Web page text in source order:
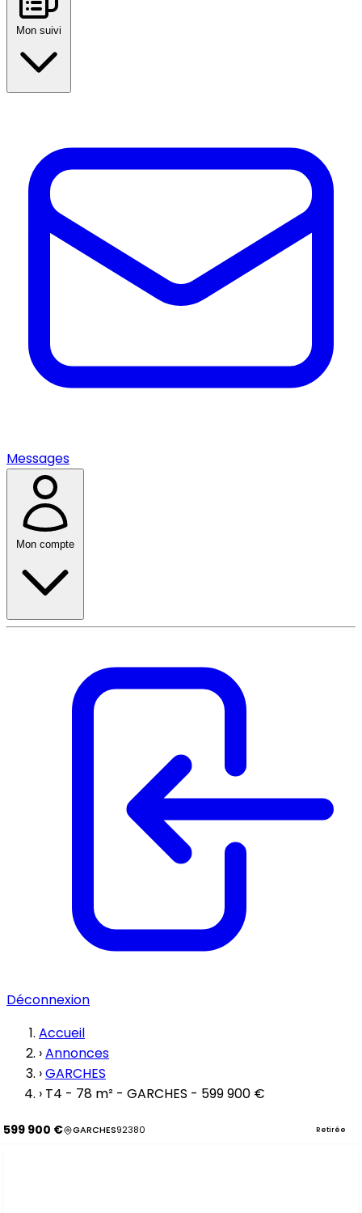
Mon suivi
Messages
Mon compte
Déconnexion
Accueil
›Annonces
›GARCHES
› T4 - 78 m² - GARCHES - 599 900 €
599 900 € GARCHES92380 Retirée